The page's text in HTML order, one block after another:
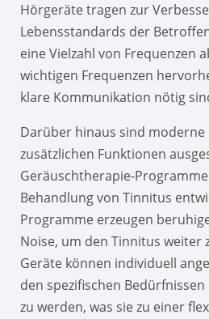
Hörgeräte tragen zur
Lebensstandards der
eine Vielzahl von Frequenzen
wichtigen Frequenzen
klare Kommunikation nötig
Darüber hinaus sind
zusätzlichen Funktionen
Geräuschtherapie-
Behandlung von Tinnitus
Programme erzeugen
Noise, um den Tinnitus weiter
Geräte können individuell
den spezifischen
zu werden, was sie zu einer